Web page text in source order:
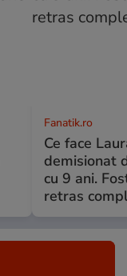
Fanatik.ro
Ce face
demisionat
cu 9 ani.
retras